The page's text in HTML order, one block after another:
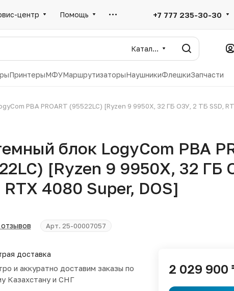
центр Помощь +7 777 235-30-30
Каталог
ПринтерыМФУМаршрутизаторыНаушникиФлешкиЗапчасти
PBA PROART (95522LC) [Ryzen 9 9950X, 32 ГБ ОЗУ, 2 ТБ SSD,
блок LogyCom PBA
[Ryzen 9 9950X, 32 ГБ
RTX 4080 Super, DOS]
Арт. 25-00007057
доставка
и аккуратно доставим заказы по
Казахстану и СНГ
2 029 900